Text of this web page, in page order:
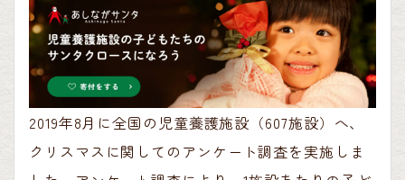
2019年8月に全国の児童養護施設（607施設）へ、
クリスマスに関してのアンケート調査を実施しま